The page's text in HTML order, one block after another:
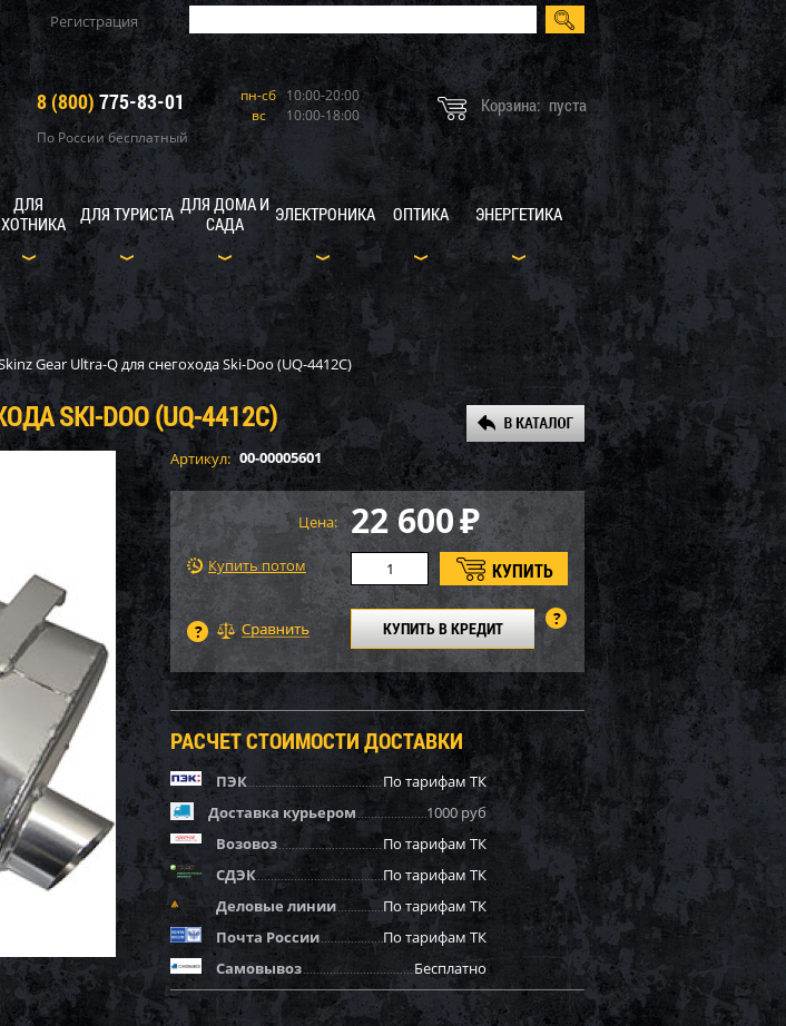
Регистрация
8 (800) 775-83-01
По России бесплатный
пн-сб 10:00-20:00
вс
10:00-18:00 Корзина: пуста
ДЛЯ
ДЛЯ ТУРИСТА ДЛЯ ДОМА И
САДА
ЭЛЕКТРОНИКА ОПТИКА ЭНЕРГЕТИКА
Gear Ultra-Q для снегохода Ski-Doo (UQ-4412C)
SKI-DOO (UQ-4412C)
Артикул: 00-00005601
Цена: 22 600₽
Купить потом
КУПИТЬ В КРЕДИТ
РАСЧЕТ СТОИМОСТИ ДОСТАВКИ
ПЭК
По тарифам ТК
Доставка курьером
1000 руб
Возовоз
По тарифам ТК
СДЭК
По тарифам ТК
Деловые линии
По тарифам ТК
Почта России
По тарифам ТК
Самовывоз
Бесплатно